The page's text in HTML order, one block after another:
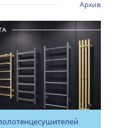
Архив